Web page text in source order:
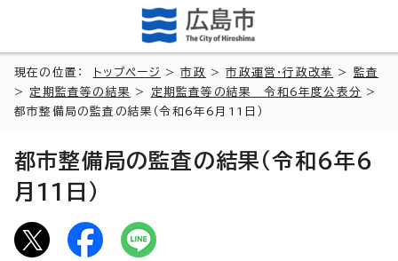
現在の位置： トップページ >市政 >市政運営・行政改革 > 監査
> 定期監査等の結果 > 定期監査等の結果 令和6年度公表分 >
都市整備局の監査の結果（令和6年6月11日）
都市整備局の監査の結果（令和6年6
月11日）